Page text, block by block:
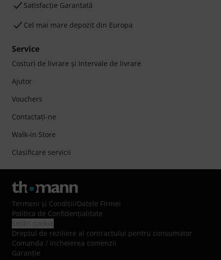
Satisfacție Garantată
Cel mai mare depozit din Europa
Service
Costuri de livrare şi Intervale de livrare
Ajutor
Vouchers
Contactaţi-ne
Walk-in Store
Clasificare servicii
Termeni şi Condiţii/Datele Firmei
Politica de Confidenţialitate
Dreptul de reziliere al contractului pentru consumator
Comanda / incheierea comenzii
Garanție